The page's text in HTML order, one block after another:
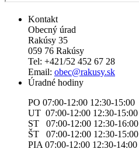
Kontakt
Obecný úrad
Rakúsy 35
059 76 Rakúsy
Tel: +421/52 452 67 28
Email: obec@rakusy.sk
Úradné hodiny
PO 07:00-12:00 12:30-15:00
UT 07:00-12:00 12:30-15:00
ST 07:00-12:00 12:30-16:00
ŠT 07:00-12:00 12:30-15:00
PIA 07:00-12:00 12:30-14:00